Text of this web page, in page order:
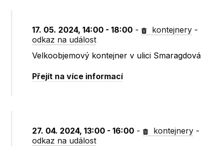
17. 05. 2024, 14:00 - 18:00 - kontejnery -
odkaz na událost
Velkoobjemový kontejner v ulici Smaragdová
Přejít na více informací
27. 04. 2024, 13:00 - 16:00 - kontejnery -
odkaz na událost